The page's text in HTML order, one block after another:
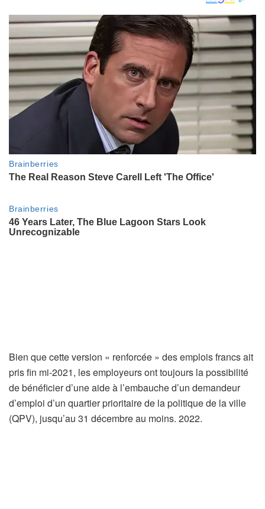
Bien que cette version « renforcée » des emplois francs ait
pris fin mi-2021, les employeurs ont toujours la possibilité
de bénéficier d’une aide à l’embauche d’un demandeur
d’emploi d’un quartier prioritaire de la politique de la ville
(QPV), jusqu’au 31 décembre au moins. 2022.